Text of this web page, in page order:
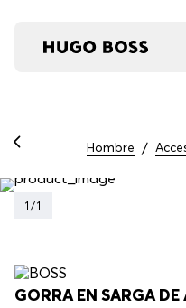
Hombre
1 /1
GORRA EN SARGA
Asistente Virtual
en línea